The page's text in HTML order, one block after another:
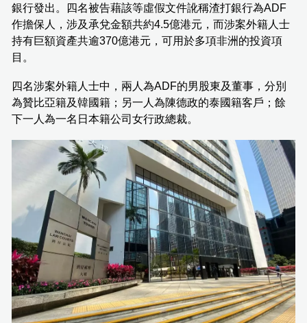
銀行發出。四名被告藉該等虛假文件訛稱渣打銀行為ADF
作擔保人，涉及承兌金額共約4.5億港元，而涉案外籍人士
持有巨額資產共逾370億港元，可用於多項非洲的投資項
目。
四名涉案外籍人士中，兩人為ADF的男股東及董事，分別
為贊比亞籍及韓國籍；另一人為陳德政的泰國籍客戶；餘
下一人為一名日本籍公司女行政總裁。